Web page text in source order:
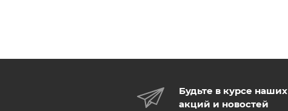
Будьте в курсе наших
акций и новостей